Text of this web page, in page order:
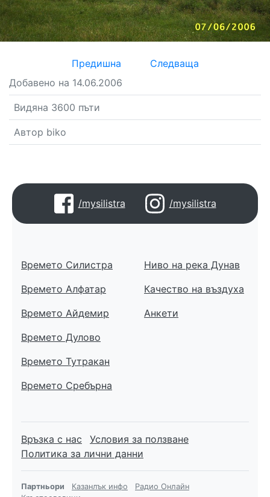
Предишна
Следваща
Добавено на 14.06.2006
Видяна 3600 пъти
Автор biko
/mysilistra /mysilistra
Времето Силистра
Времето Алфатар
Времето Айдемир
Времето Дулово
Времето Тутракан
Времето Сребърна
Ниво на река Дунав
Качество на въздуха
Анкети
Връзка с нас
Условия за ползване
Политика за лични данни
Партньори Казанлък инфо
Радио Онлайн